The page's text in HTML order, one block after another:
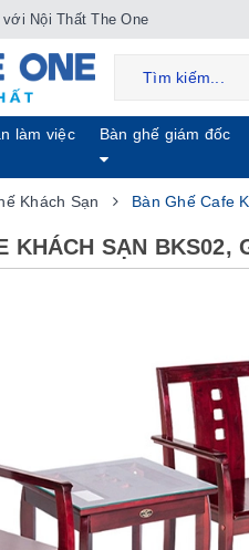
Nội Thất The One
làm việc Bàn ghế giám đốc
Khách Sạn Bàn Ghế Cafe
KHÁCH SẠN BKS02,